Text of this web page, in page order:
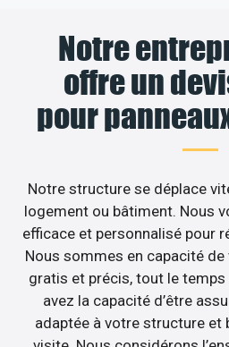
Notre
offre un
pour
Notre structure se déplace
logement ou bâtiment. Nous
efficace et personnalisé pour
Nous sommes en capacité
gratis et précis, tout le temps
avez la capacité d’être
adaptée à votre structure et